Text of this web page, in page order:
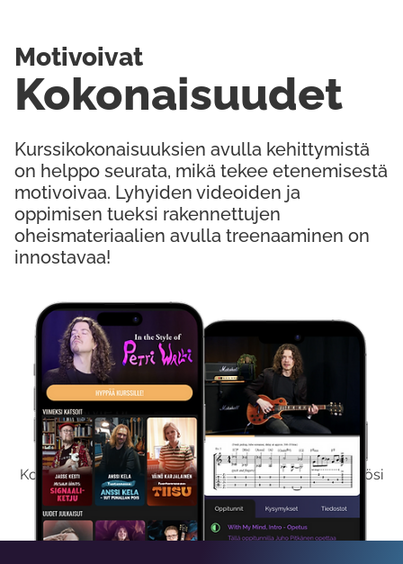
Kokeile Ilmaiseksi
Kokeilemalla ilmaiseksi saat koko sisältömme käyttöösi
viikon ajaksi.
Kurssikokonaisuuksien avulla kehittymistä
on helppo seurata, mikä tekee etenemisestä
motivoivaa. Lyhyiden videoiden ja
oppimisen tueksi rakennettujen
oheismateriaalien avulla treenaaminen on
innostavaa!
Kokonaisuudet
Motivoivat